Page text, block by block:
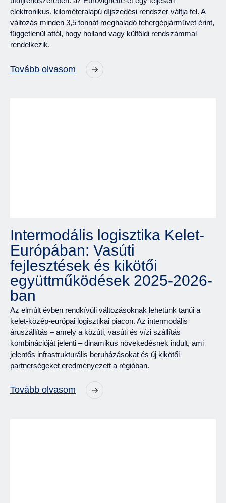
elektronikus, kilométeralapú díjszedési rendszer váltja fel. A
változás minden 3,5 tonnát meghaladó tehergépjárművet érint,
függetlenül attól, hogy holland vagy külföldi rendszámmal
rendelkezik.
Tovább olvasom
Intermodális logisztika Kelet-
Európában: Vasúti
fejlesztések és kikötői
együttműködések 2025-2026-
ban
Az elmúlt évben rendkívüli változásoknak lehetünk tanúi a
kelet-közép-európai logisztikai piacon. Az intermodális
áruszállítás – amely a közúti, vasúti és vízi szállítás
kombinációját jelenti – dinamikus növekedésnek indult, ami
jelentős infrastrukturális beruházásokat és új kikötői
partnerségeket eredményezett a régióban.
Tovább olvasom